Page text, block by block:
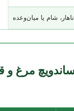
ناهار، شام یا میان‌وعده